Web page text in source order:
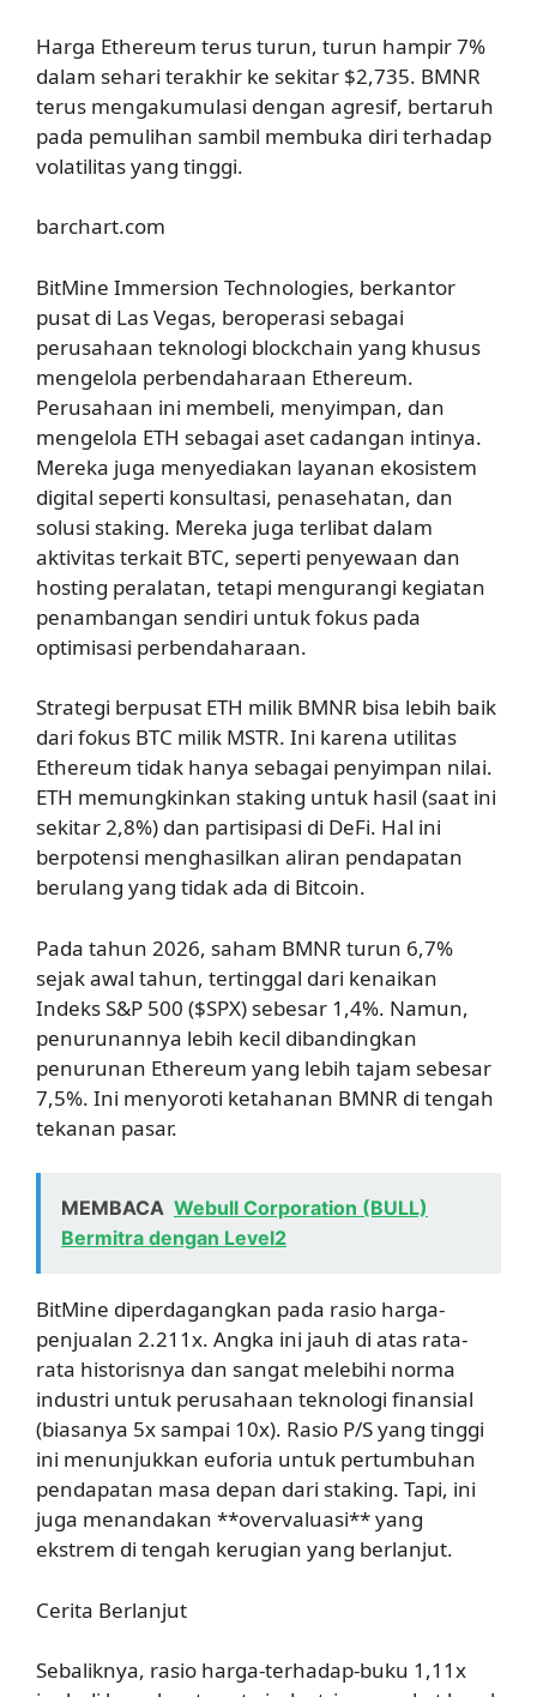
Harga Ethereum terus turun, turun hampir 7%
dalam sehari terakhir ke sekitar $2,735. BMNR
terus mengakumulasi dengan agresif, bertaruh
pada pemulihan sambil membuka diri terhadap
volatilitas yang tinggi.
barchart.com
BitMine Immersion Technologies, berkantor
pusat di Las Vegas, beroperasi sebagai
perusahaan teknologi blockchain yang khusus
mengelola perbendaharaan Ethereum.
Perusahaan ini membeli, menyimpan, dan
mengelola ETH sebagai aset cadangan intinya.
Mereka juga menyediakan layanan ekosistem
digital seperti konsultasi, penasehatan, dan
solusi staking. Mereka juga terlibat dalam
aktivitas terkait BTC, seperti penyewaan dan
hosting peralatan, tetapi mengurangi kegiatan
penambangan sendiri untuk fokus pada
optimisasi perbendaharaan.
Strategi berpusat ETH milik BMNR bisa lebih baik
dari fokus BTC milik MSTR. Ini karena utilitas
Ethereum tidak hanya sebagai penyimpan nilai.
ETH memungkinkan staking untuk hasil (saat ini
sekitar 2,8%) dan partisipasi di DeFi. Hal ini
berpotensi menghasilkan aliran pendapatan
berulang yang tidak ada di Bitcoin.
Pada tahun 2026, saham BMNR turun 6,7%
sejak awal tahun, tertinggal dari kenaikan
Indeks S&P 500 ($SPX) sebesar 1,4%. Namun,
penurunannya lebih kecil dibandingkan
penurunan Ethereum yang lebih tajam sebesar
7,5%. Ini menyoroti ketahanan BMNR di tengah
tekanan pasar.
MEMBACA Webull Corporation (BULL)
Bermitra dengan Level2
BitMine diperdagangkan pada rasio harga-
penjualan 2.211x. Angka ini jauh di atas rata-
rata historisnya dan sangat melebihi norma
industri untuk perusahaan teknologi finansial
(biasanya 5x sampai 10x). Rasio P/S yang tinggi
ini menunjukkan euforia untuk pertumbuhan
pendapatan masa depan dari staking. Tapi, ini
juga menandakan **overvaluasi** yang
ekstrem di tengah kerugian yang berlanjut.
Cerita Berlanjut
Sebaliknya, rasio harga-terhadap-buku 1,11x